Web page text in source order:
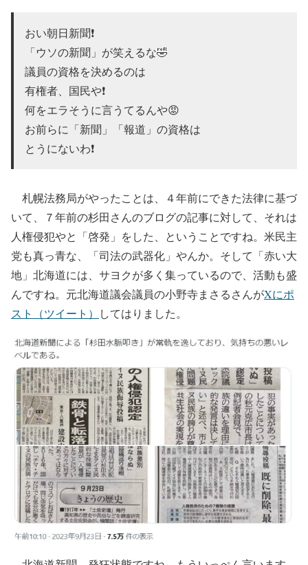
おい朝日新聞❗️
「ウソの新聞」が笑えるな🤣
議員の資格を決めるのは
有権者、国民や❗️
何をエラそうに言うてるんや😡
お前らに「新聞」「報道」の資格は
とうにないわ❗️
札幌法務局がやったことは、４年前にできた法律に基づ
いて、７年前の杉田さんのブログの記事に対して、それは
人権侵犯やと「啓発」をした、ということですね。米民主
党も真っ青な、「司法の武器化」やんか。そして「赤い大
地」北海道には、サヨクが多く集っているので、活動も盛
んですね。元北海道議会議員の小野寺まさるさんがXにポ
スト（ツイート）
してはりました。